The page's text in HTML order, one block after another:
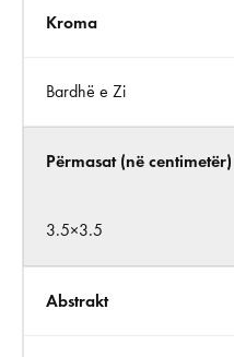
Kroma
Bardhë e Zi
Përmasat (në centimetër)
3.5×3.5
Abstrakt